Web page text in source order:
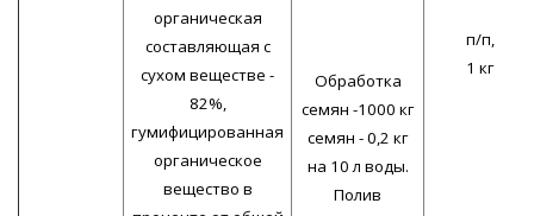
органическая
составляющая с
сухом веществе -
82%,
гумифицированная
органическое
вещество в
Обработка
семян -1000 кг
семян - 0,2 кг
на 10 л воды.
Полив
п/п,
1 кг